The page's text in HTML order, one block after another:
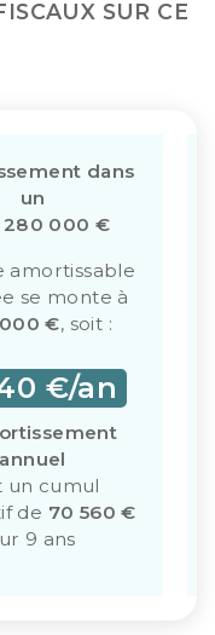
SUR CE
dans
un
280 000 €
amortissable
se monte à
€, soit :
€/an
annuel
un cumul
de 70 560 €
9 ans